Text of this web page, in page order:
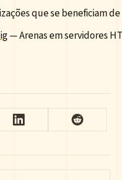
que se beneficiam de
— Arenas em servidores